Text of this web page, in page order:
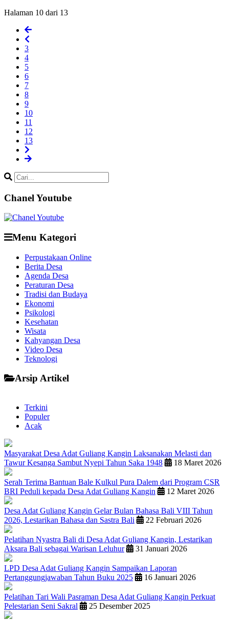
Halaman 10 dari 13
3
4
5
6
7
8
9
10
11
12
13
Chanel Youtube
Menu Kategori
Perpustakaan Online
Berita Desa
Agenda Desa
Peraturan Desa
Tradisi dan Budaya
Ekonomi
Psikologi
Kesehatan
Wisata
Kahyangan Desa
Video Desa
Teknologi
Arsip Artikel
Terkini
Populer
Acak
Masyarakat Desa Adat Guliang Kangin Laksanakan Melasti dan
Tawur Kesanga Sambut Nyepi Tahun Saka 1948
18 Maret 2026
Serah Terima Bantuan Bale Kulkul Pura Dalem dari Program CSR
BRI Peduli kepada Desa Adat Guliang Kangin
12 Maret 2026
Desa Adat Guliang Kangin Gelar Bulan Bahasa Bali VIII Tahun
2026, Lestarikan Bahasa dan Sastra Bali
22 Februari 2026
Pelatihan Nyastra Bali di Desa Adat Guliang Kangin, Lestarikan
Aksara Bali sebagai Warisan Leluhur
31 Januari 2026
LPD Desa Adat Guliang Kangin Sampaikan Laporan
Pertanggungjawaban Tahun Buku 2025
16 Januari 2026
Pelatihan Tari Wali Pasraman Desa Adat Guliang Kangin Perkuat
Pelestarian Seni Sakral
25 Desember 2025